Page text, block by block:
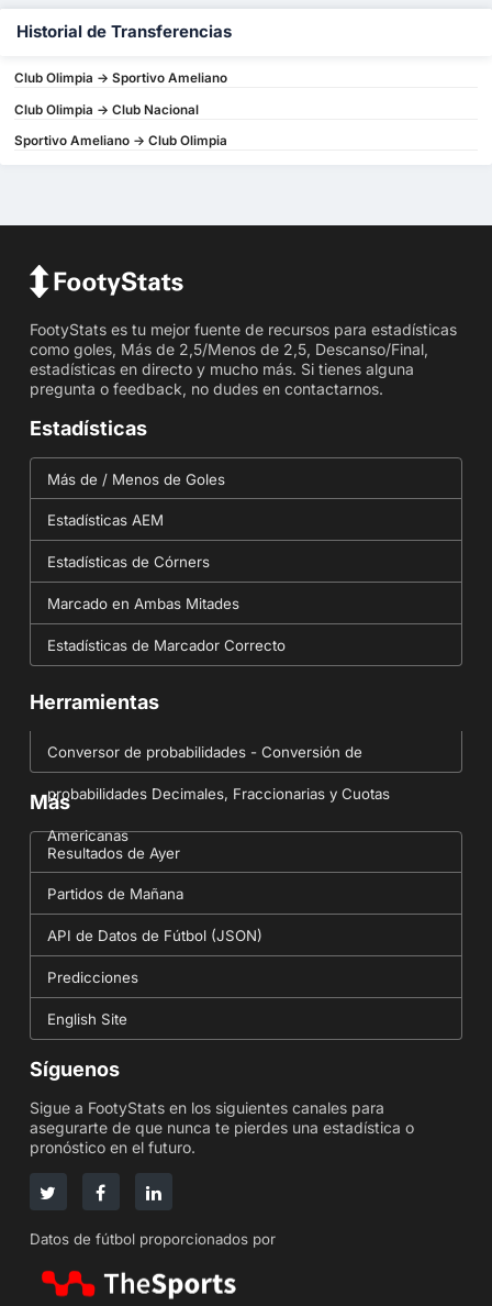
Historial de Transferencias
Club Olimpia -> Sportivo Ameliano
Club Olimpia -> Club Nacional
Sportivo Ameliano -> Club Olimpia
FootyStats es tu mejor fuente de recursos para estadísticas
como goles, Más de 2,5/Menos de 2,5, Descanso/Final,
estadísticas en directo y mucho más. Si tienes alguna
pregunta o feedback, no dudes en contactarnos.
Estadísticas
Más de / Menos de Goles
Estadísticas AEM
Estadísticas de Córners
Marcado en Ambas Mitades
Estadísticas de Marcador Correcto
Herramientas
Conversor de probabilidades - Conversión de
probabilidades Decimales, Fraccionarias y Cuotas
Americanas
Más
Resultados de Ayer
Partidos de Mañana
API de Datos de Fútbol (JSON)
Predicciones
English Site
Síguenos
Sigue a FootyStats en los siguientes canales para
asegurarte de que nunca te pierdes una estadística o
pronóstico en el futuro.
Datos de fútbol proporcionados por